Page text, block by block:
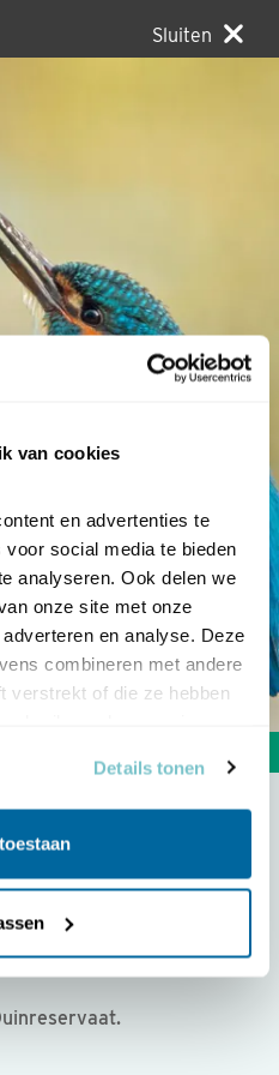
van cookies
en advertenties te
social media te bieden
analyseren. Ook delen we
onze site met onze
en analyse. Deze
combineren met andere
verstrekt of die ze hebben
Details tonen
Sluiten
views